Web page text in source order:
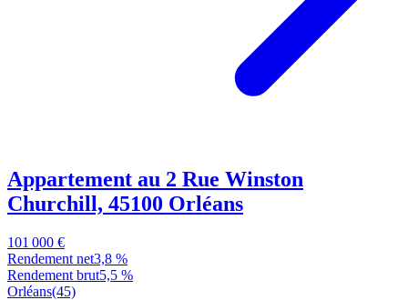
Appartement au 2 Rue Winston
Churchill, 45100 Orléans
101 000 €
Rendement net3,8 %
Rendement brut5,5 %
Orléans(45)